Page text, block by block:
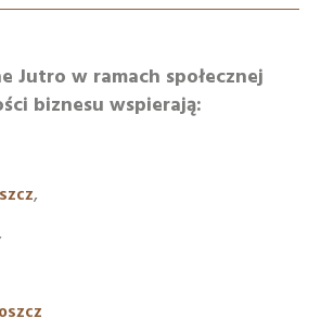
Jutro w ramach społecznej
biznesu wspierają:
,